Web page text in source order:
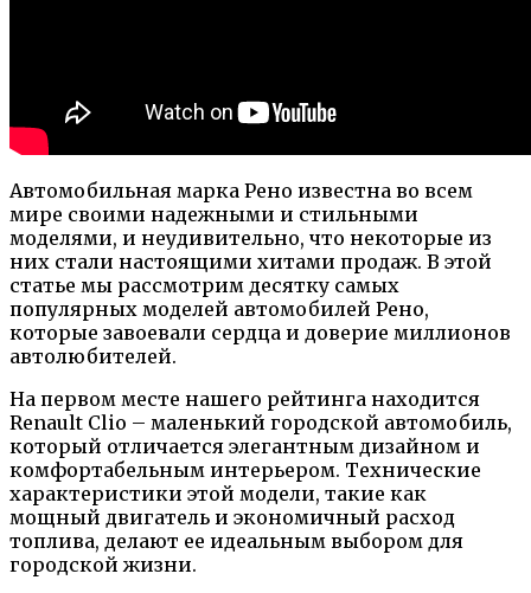
Автомобильная марка Рено известна во всем
мире своими надежными и стильными
моделями, и неудивительно, что некоторые из
них стали настоящими хитами продаж. В этой
статье мы рассмотрим десятку самых
популярных моделей автомобилей Рено,
которые завоевали сердца и доверие миллионов
автолюбителей.
На первом месте нашего рейтинга находится
Renault Clio – маленький городской автомобиль,
который отличается элегантным дизайном и
комфортабельным интерьером. Технические
характеристики этой модели, такие как
мощный двигатель и экономичный расход
топлива, делают ее идеальным выбором для
городской жизни.